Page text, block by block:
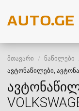
მთავარი ნაწილები
ავტონაწილები,